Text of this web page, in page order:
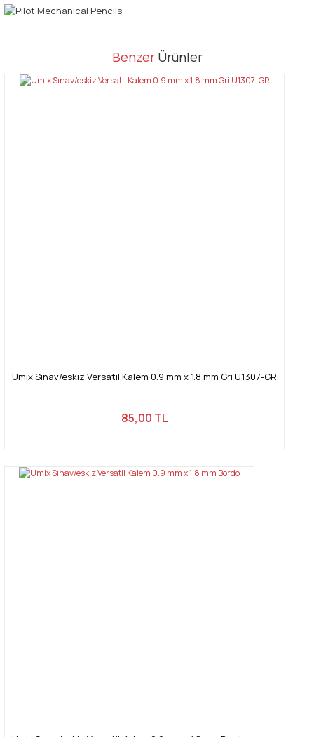
Bu ürüne ilk yorumu siz yapın!
Bu ürünün fiyat bilgisi, resim, ürün açıklamalarında ve diğer
tarafımıza iletebilirsiniz.
Benzer Ürünler
Umix Sınav/eskiz Versatil Kalem 0.9 mm x 1.8 mm Gri U1307-GR
85,00 TL